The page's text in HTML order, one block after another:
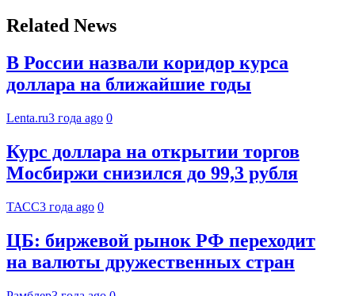
Related News
В России назвали коридор курса
доллара на ближайшие годы
Lenta.ru3 года ago 0
Курс доллара на открытии торгов
Мосбиржи снизился до 99,3 рубля
ТАСС3 года ago 0
ЦБ: биржевой рынок РФ переходит
на валюты дружественных стран